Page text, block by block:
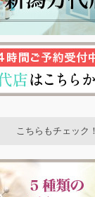
こちらもチェック！